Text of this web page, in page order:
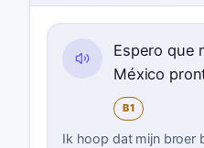
Espero que
México
B1
Ik hoop dat mijn broer